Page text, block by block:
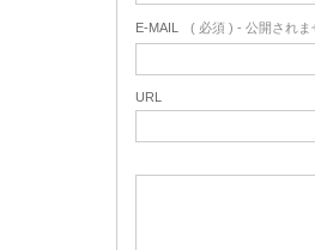
E-MAIL ( 必須 ) - 公開されま
URL